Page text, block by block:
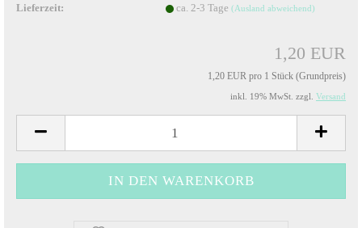
Lieferzeit:
ca. 2-3 Tage (Ausland abweichend)
1,20 EUR
1,20 EUR pro 1 Stück (Grundpreis)
inkl. 19% MwSt. zzgl. Versand